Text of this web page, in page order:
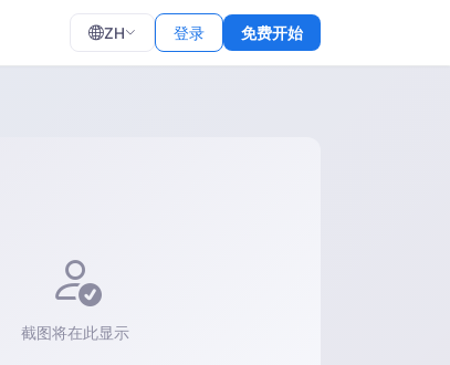
ZH 登录 免费开始
截图将在此显示